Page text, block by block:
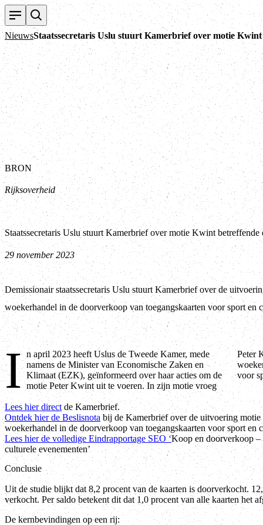
NieuwsStaatssecretaris Uslu stuurt Kamerbrief over motie
BRON
Rijksoverheid
Staatssecretaris Uslu stuurt Kamerbrief over motie Kwint betreffende
29 november 2023
Demissionair staatssecretaris Uslu stuurt Kamerbrief over de
woekerhandel in de doorverkoop van toegangskaarten voor sport en
I n april 2023 heeft Uslus de Tweede Kamer, mede
namens de Minister van Economische Zaken en
Klimaat (EZK), geïnformeerd over haar acties om de
motie Peter Kwint uit te voeren. In zijn motie vroeg
Peter Kwint om wettelijke maatregelen te nemen zodat de
woekerhandel in de doorverkoop van toegangsbewijzen
voor
Lees hier direct de Kamerbrief.
Ontdek hier de Beslisnotabij de Kamerbrief over de uitvoering
woekerhandel in de doorverkoop van toegangskaarten voor sport en
Lees hier de volledige Eindrapportage SEO ‘Koop en doorverkoop –
culturele evenementen’
Conclusie
Uit de studie blijkt dat 8,2 procent van de kaarten is doorverkocht.
verkocht. Per saldo betekent dit dat 1,0 procent van alle kaarten het
De kernbevindingen op een rij: